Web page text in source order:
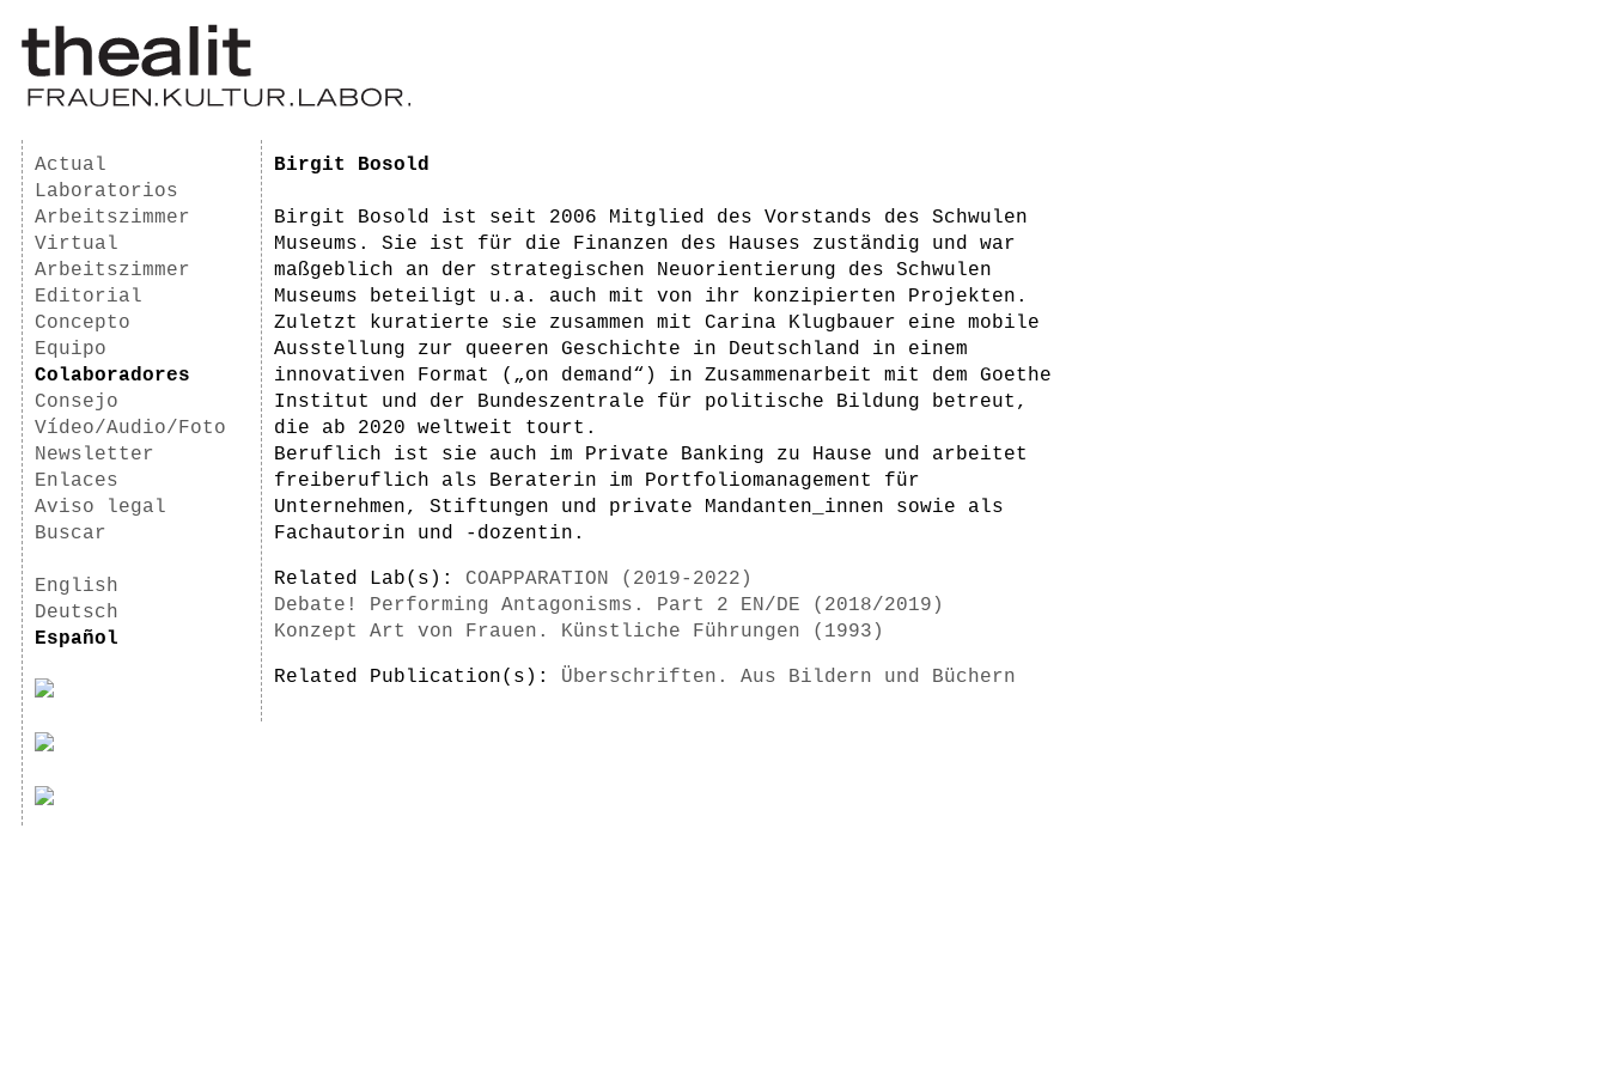
Actual
Laboratorios
Arbeitszimmer
Virtual
Arbeitszimmer
Editorial
Concepto
Equipo
Colaboradores
Consejo
Vídeo/Audio/Foto
Newsletter
Enlaces
Aviso legal
Buscar
English
Deutsch
Español
Birgit Bosold
Birgit Bosold ist seit 2006 Mitglied des Vorstands des Schwulen
Museums. Sie ist für die Finanzen des Hauses zuständig und war
maßgeblich an der strategischen Neuorientierung des Schwulen
Museums beteiligt u.a. auch mit von ihr konzipierten Projekten.
Zuletzt kuratierte sie zusammen mit Carina Klugbauer eine mobile
Ausstellung zur queeren Geschichte in Deutschland in einem
innovativen Format („on demand“) in Zusammenarbeit mit dem Goethe
Institut und der Bundeszentrale für politische Bildung betreut,
die ab 2020 weltweit tourt.
Beruflich ist sie auch im Private Banking zu Hause und arbeitet
freiberuflich als Beraterin im Portfoliomanagement für
Unternehmen, Stiftungen und private Mandanten_innen sowie als
Fachautorin und -dozentin.
Related Lab(s): COAPPARATION (2019-2022)
Debate! Performing Antagonisms. Part 2 EN/DE (2018/2019)
Konzept Art von Frauen. Künstliche Führungen (1993)
Related Publication(s): Überschriften. Aus Bildern und Büchern